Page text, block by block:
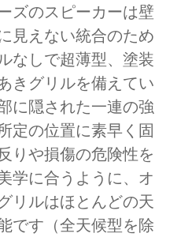
ズのスピーカーは壁
見えない統合のため
なしで超薄型、塗装
きグリルを備えてい
に隠された一連の強
定の位置に素早く固
りや損傷の危険性を
学に合うように、オ
リルはほとんどの天
です（全天候型を除